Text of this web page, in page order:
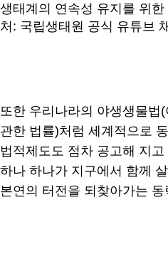
생태계의 연속성 유지를 위
처: 국립생태원 공식 유튜브
또한 우리나라의 야생생물법
관한 법률)처럼 세계적으로
법적제도도 점차 공고해 지
하나 하나가 지구에서 함께
본연의 터전을 되찾아가는